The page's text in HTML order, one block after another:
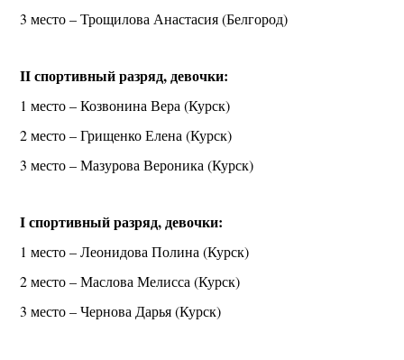
3 место – Трощилова Анастасия (Белгород)
II спортивный разряд, девочки:
1 место – Козвонина Вера (Курск)
2 место – Грищенко Елена (Курск)
3 место – Мазурова Вероника (Курск)
I спортивный разряд, девочки:
1 место – Леонидова Полина (Курск)
2 место – Маслова Мелисса (Курск)
3 место – Чернова Дарья (Курск)